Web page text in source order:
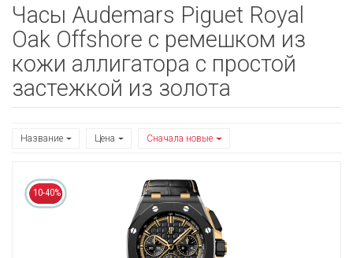
Часы Audemars Piguet Royal
Oak Offshore с ремешком из
кожи аллигатора с простой
застежкой из золота
Название Цена Сначала новые
10-40%